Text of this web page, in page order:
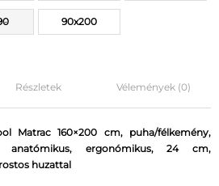
90x200
Részletek Vélemények (0)
Matrac 160×200 cm, puha/félkemény,
anatómikus, ergonómikus, 24 cm,
huzattal